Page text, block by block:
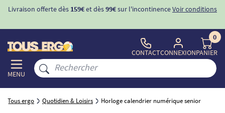
Livraison offerte dès 159€et dès99€sur l'incontinenceVoir conditions
MENU
CONTACTCONNEXION
0
PANIER
Tous ergo Quotidien & Loisirs Horloge calendrier numérique senior